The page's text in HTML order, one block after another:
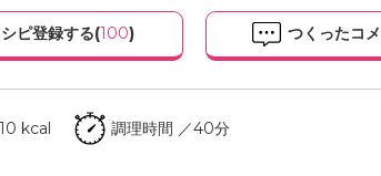
ピ登録する(100) つくったコ
kcal 調理時間 ／40分